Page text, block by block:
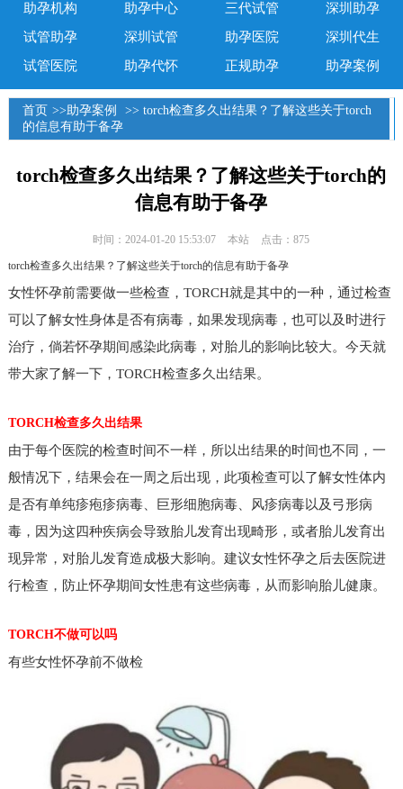
助孕机构 助孕中心 三代试管
深圳助孕
试管助孕
深圳试管 助孕医院
深圳代生
试管医院
助孕代怀 正规助孕 助孕案例
首页 >> 助孕案例
>> torch检查多久出结果？了解这些关于torch
的信息有助于备孕
torch检查多久出结果？了解这些关于torch的
信息有助于备孕
时间：2024-01-20 15:53:07 本站 点击：875
torch检查多久出结果？了解这些关于torch的信息有助于备孕
女性怀孕前需要做一些检查，TORCH就是其中的一种，通过检查
可以了解女性身体是否有病毒，如果发现病毒，也可以及时进行
治疗，倘若怀孕期间感染此病毒，对胎儿的影响比较大。今天就
带大家了解一下，TORCH检查多久出结果。
TORCH检查多久出结果
由于每个医院的检查时间不一样，所以出结果的时间也不同，一
般情况下，结果会在一周之后出现，此项检查可以了解女性体内
是否有单纯疹疱疹病毒、巨形细胞病毒、风疹病毒以及弓形病
毒，因为这四种疾病会导致胎儿发育出现畸形，或者胎儿发育出
现异常，对胎儿发育造成极大影响。建议女性怀孕之后去医院进
行检查，防止怀孕期间女性患有这些病毒，从而影响胎儿健康。
TORCH不做可以吗
有些女性怀孕前不做检